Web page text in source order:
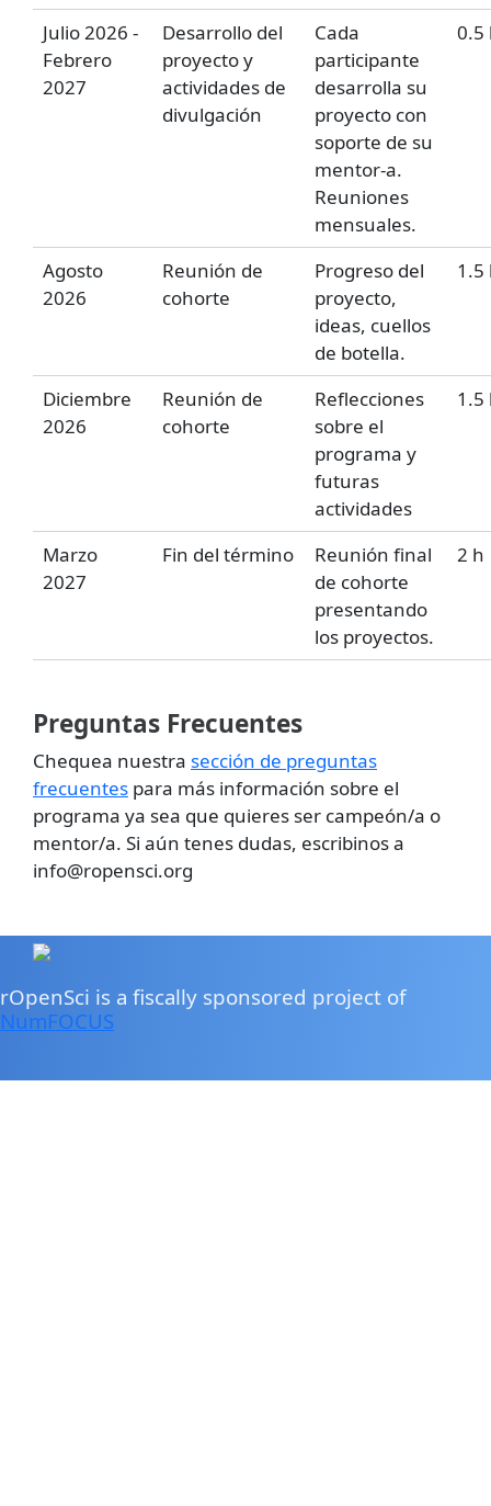
Julio 2026 -
Febrero
2027
Desarrollo del
proyecto y
actividades de
divulgación
Cada
participante
desarrolla su
proyecto con
soporte de su
mentor-a.
Reuniones
mensuales.
0.5
Agosto
2026
Reunión de
cohorte
Progreso del
proyecto,
ideas, cuellos
de botella.
1.5
Diciembre
2026
Reunión de
cohorte
Reflecciones
sobre el
programa y
futuras
actividades
1.5
Marzo
2027
Fin del término
Reunión final
de cohorte
presentando
los proyectos.
2 h
Preguntas Frecuentes
Chequea nuestra sección de preguntas
frecuentes para más información sobre el
programa ya sea que quieres ser campeón/a o
mentor/a. Si aún tenes dudas, escribinos a
info@ropensci.org
rOpenSci is a fiscally sponsored project of
NumFOCUS